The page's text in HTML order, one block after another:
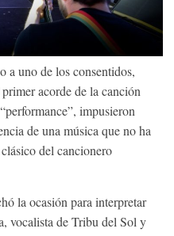
a uno de los consentidos,
acorde de la canción
impusieron
de una música que no ha
del cancionero
la ocasión para interpretar
vocalista de Tribu del Sol y